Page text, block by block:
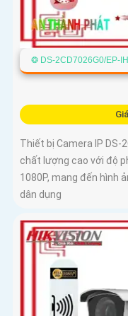
❂ DS-2CD7026G0/EP-
Thiết bị Camera IP DS-
chất lượng cao với độ
1080P, mang đến hình
dân dụng